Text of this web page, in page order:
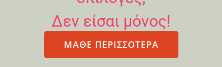
Δεν είσαι μόνος!
ΜΑΘΕ ΠΕΡΙΣΣΟΤΕΡΑ